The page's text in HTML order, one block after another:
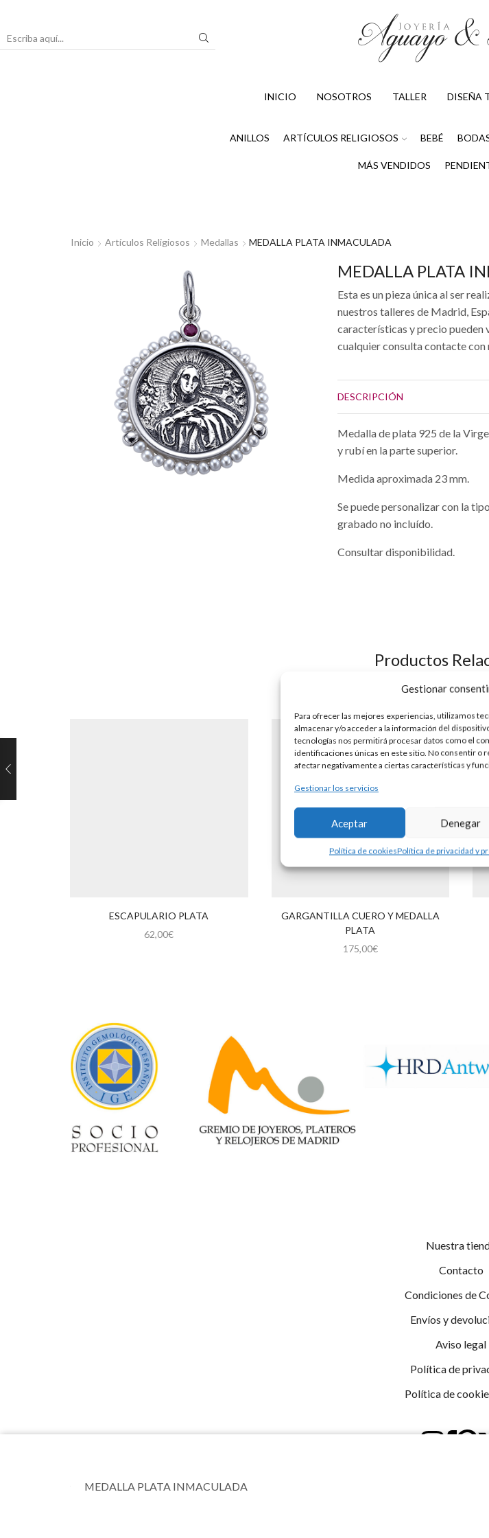
Gestionar
Para ofrecer las mejores experiencias, utilizamos
almacenar y/o acceder a la información del
tecnologías nos permitirá procesar datos como el
identificaciones únicas en este sitio. No consentir o
afectar negativamente a ciertas características y
Gestionar los servicios
Aceptar Denegar
Política de cookiesPolítica de privacidad y
INICIO NOSOTROS TALLER DISEÑA
ANILLOS ARTÍCULOS RELIGIOSOS BEBÉ
MÁS VENDIDOS
Inicio Artículos Religiosos Medallas MEDALLA PLATA INMACULADA
MEDALLA PLATA
Esta es un pieza única al ser
nuestros talleres de Madrid,
características y precio pueden
cualquier consulta contacte con
DESCRIPCIÓN
Medalla de plata 925 de la
y rubí en la parte superior.
Medida aproximada 23 mm.
Se puede personalizar con la
grabado no incluído.
Consultar disponibilidad.
Productos
ESCAPULARIO PLATA
62,00€
GARGANTILLA CUERO Y MEDALLA
PLATA
175,00€
Nuestra
Contacto
Condiciones de
Envíos y
Aviso legal
Política de
Política de
MEDALLA PLATA INMACULADA